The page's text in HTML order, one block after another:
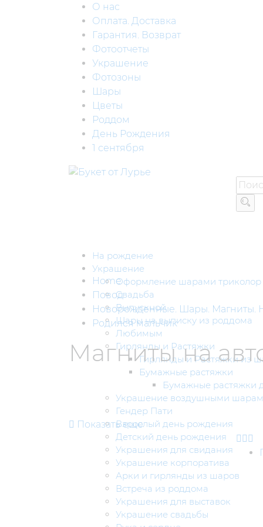
О нас
Оплата. Доставка
Гарантия. Возврат
Фотоотчеты
Украшение
Фотозоны
Шары
Цветы
Роддом
День Рождения
1 сентября
На рождение
Украшение
Оформление шарами триколор
Свадьба
Выпускной
Шары на выписку из роддома
Любимым
Гирлянды и Растяжки
Гирлянды и Растяжки из
Бумажные растяжки
Бумажные растяжки
Украшение воздушными
Гендер Пати
Взрослый день рождения
Детский день рождения
Украшения для свидания
Украшение корпоратива
Арки и гирлянды из шаров
Встреча из роддома
Украшения для выставок
Украшение свадьбы
Home
Повод
Новорожденные. Шары. Магниты.
Родился мальчик
Магниты на
Показать еще